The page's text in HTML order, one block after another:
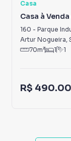
Casa
Casa à
160 - Parque
Artur Nogueira,
70m² 1 1
R$